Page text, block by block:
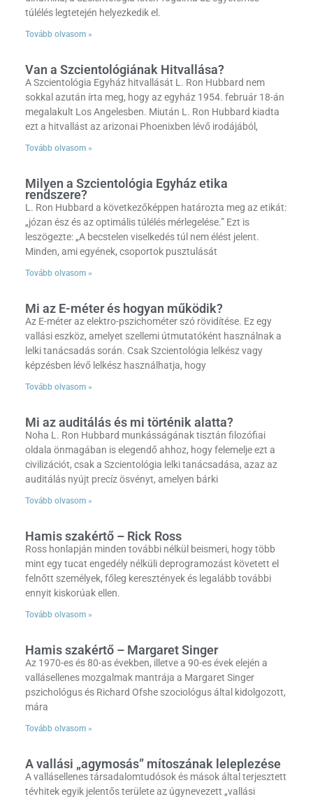
túlélés legtetején helyezkedik el.
Tovább olvasom »
Van a Szcientológiának Hitvallása?
A Szcientológia Egyház hitvallását L. Ron Hubbard nem
sokkal azután írta meg, hogy az egyház 1954. február 18-án
megalakult Los Angelesben. Miután L. Ron Hubbard kiadta
ezt a hitvallást az arizonai Phoenixben lévő irodájából,
Tovább olvasom »
Milyen a Szcientológia Egyház etika
rendszere?
L. Ron Hubbard a következőképpen határozta meg az etikát:
„józan ész és az optimális túlélés mérlegelése.” Ezt is
leszögezte: „A becstelen viselkedés túl nem élést jelent.
Minden, ami egyének, csoportok pusztulását
Tovább olvasom »
Mi az E-méter és hogyan működik?
Az E-méter az elektro-pszichométer szó rövidítése. Ez egy
vallási eszköz, amelyet szellemi útmutatóként használnak a
lelki tanácsadás során. Csak Szcientológia lelkész vagy
képzésben lévő lelkész használhatja, hogy
Tovább olvasom »
Mi az auditálás és mi történik alatta?
Noha L. Ron Hubbard munkásságának tisztán filozófiai
oldala önmagában is elegendő ahhoz, hogy felemelje ezt a
civilizációt, csak a Szcientológia lelki tanácsadása, azaz az
auditálás nyújt precíz ösvényt, amelyen bárki
Tovább olvasom »
Hamis szakértő – Rick Ross
Ross honlapján minden további nélkül beismeri, hogy több
mint egy tucat engedély nélküli deprogramozást követett el
felnőtt személyek, főleg keresztények és legalább további
ennyit kiskorúak ellen.
Tovább olvasom »
Hamis szakértő – Margaret Singer
Az 1970-es és 80-as években, illetve a 90-es évek elején a
vallásellenes mozgalmak mantrája a Margaret Singer
pszichológus és Richard Ofshe szociológus által kidolgozott,
mára
Tovább olvasom »
A vallási „agymosás” mítoszának leleplezése
A vallásellenes társadalomtudósok és mások által terjesztett
tévhitek egyik jelentős területe az úgynevezett „vallási